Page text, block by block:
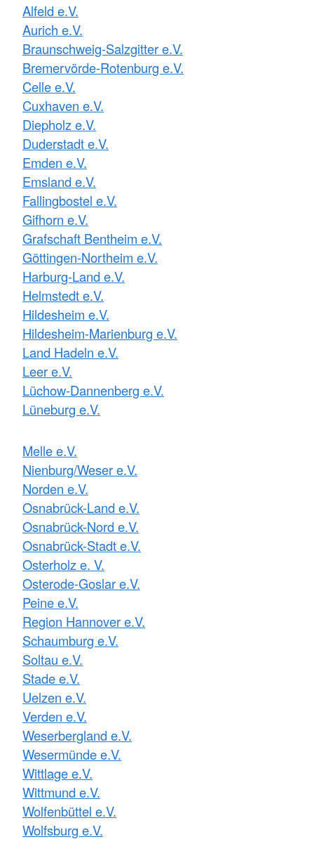
Alfeld e.V.
Aurich e.V.
Braunschweig-Salzgitter e.V.
Bremervörde-Rotenburg e.V.
Celle e.V.
Cuxhaven e.V.
Diepholz e.V.
Duderstadt e.V.
Emden e.V.
Emsland e.V.
Fallingbostel e.V.
Gifhorn e.V.
Grafschaft Bentheim e.V.
Göttingen-Northeim e.V.
Harburg-Land e.V.
Helmstedt e.V.
Hildesheim e.V.
Hildesheim-Marienburg e.V.
Land Hadeln e.V.
Leer e.V.
Lüchow-Dannenberg e.V.
Lüneburg e.V.
Melle e.V.
Nienburg/Weser e.V.
Norden e.V.
Osnabrück-Land e.V.
Osnabrück-Nord e.V.
Osnabrück-Stadt e.V.
Osterholz e. V.
Osterode-Goslar e.V.
Peine e.V.
Region Hannover e.V.
Schaumburg e.V.
Soltau e.V.
Stade e.V.
Uelzen e.V.
Verden e.V.
Weserbergland e.V.
Wesermünde e.V.
Wittlage e.V.
Wittmund e.V.
Wolfenbüttel e.V.
Wolfsburg e.V.